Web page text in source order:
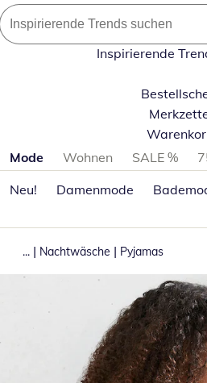
Inspirierende
Produktkategorien überspringen
Mode Wohnen SALE %
Neu!
Damenmode
... | Nachtwäsche | Pyjamas